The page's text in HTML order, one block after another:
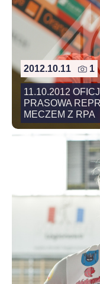
2012.10.11 1
11.10.2012
PRASOWA
MECZEM Z RPA